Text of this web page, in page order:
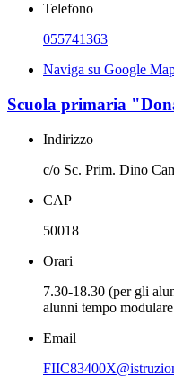
Telefono
055741363
Naviga su Google
Scuola primaria
Indirizzo
c/o Sc. Prim. Dino
CAP
50018
Orari
7.30-18.30 (per gli
alunni tempo
Email